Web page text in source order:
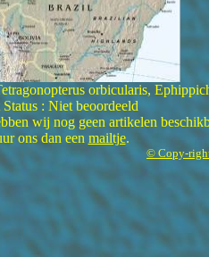
orbicularis,
: Niet beoordeeld
wij nog geen artikelen
ons dan een mailtje.
© Copy-